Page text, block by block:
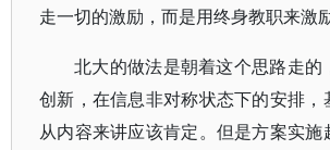
走一切的激励，而是用终身教职来激励
北大的做法是朝着这个思路走的
创新，在信息非对称状态下的安排，
从内容来讲应该肯定。但是方案实施